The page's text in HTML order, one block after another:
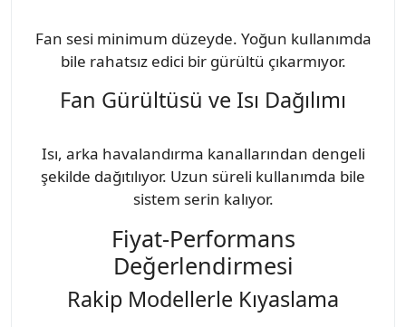
Fan sesi minimum düzeyde. Yoğun kullanımda
bile rahatsız edici bir gürültü çıkarmıyor.
Fan Gürültüsü ve Isı Dağılımı
Isı, arka havalandırma kanallarından dengeli
şekilde dağıtılıyor. Uzun süreli kullanımda bile
sistem serin kalıyor.
Fiyat-Performans
Değerlendirmesi
Rakip Modellerle Kıyaslama